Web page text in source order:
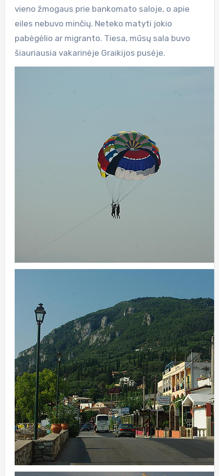
vieno žmogaus prie bankomato saloje, o apie
eiles nebuvo minčių. Neteko matyti jokio
pabėgėlio ar migranto. Tiesa, mūsų sala buvo
šiauriausia vakarinėje Graikijos pusėje.